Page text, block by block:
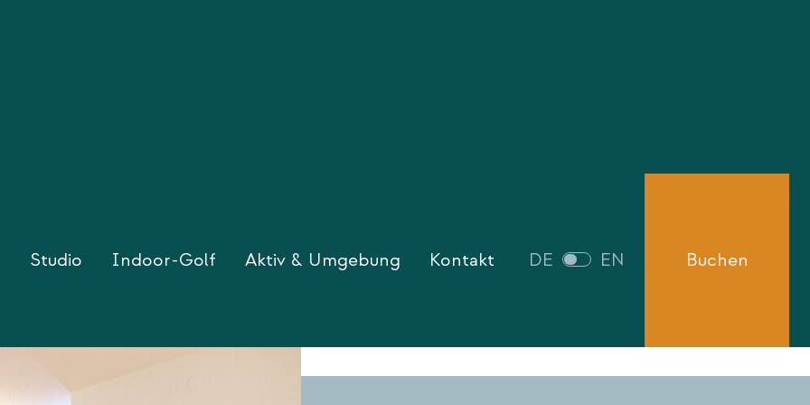
Studio Indoor-Golf Aktiv & Umgebung Kontakt DE EN Buchen